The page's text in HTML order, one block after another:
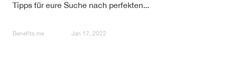
Tipps für eure Suche nach perfekten...
Benefits.me Jan 17, 2022